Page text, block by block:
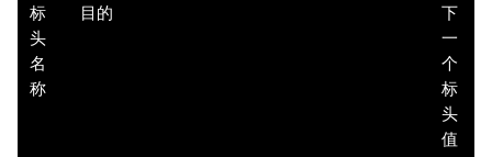
标
头
名
称
目的
下
一
个
标
头
值